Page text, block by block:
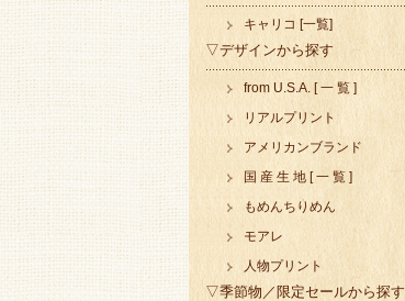
キャリコ [一覧]
▽デザインから探す
from U.S.A. [ 一 覧 ]
リアルプリント
アメリカンブランド
国 産 生 地 [ 一 覧 ]
もめんちりめん
モアレ
人物プリント
▽季節物／限定セールから探す